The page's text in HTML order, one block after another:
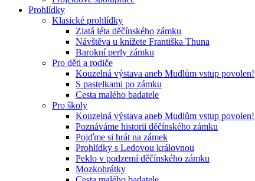
Prohlídky
Klasické prohlídky
Zlatá léta děčínského zámku
Návštěva u knížete Františka Thuna
Barokní perly zámku
Pro děti a rodiče
Kouzelná výstava aneb Mudlům vstup povolen!
S pastelkami po zámku
Cesta malého badatele
Pro školy
Kouzelná výstava aneb Mudlům vstup povolen!
Poznáváme historii děčínského zámku
Pojďme si hrát na zámek
Prohlídky s Ledovou královnou
Peklo v podzemí děčínského zámku
Mozkohrátky